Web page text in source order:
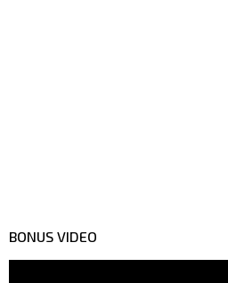
BONUS VIDEO